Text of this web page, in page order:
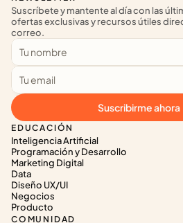
EDUCACIÓN
Inteligencia Artificial
Programación y Desarrollo
Marketing Digital
Data
Diseño UX/UI
Negocios
Producto
COMUNIDAD
Suscríbete y mantente al día con las
ofertas exclusivas y recursos útiles
correo.
Suscribirme ahora